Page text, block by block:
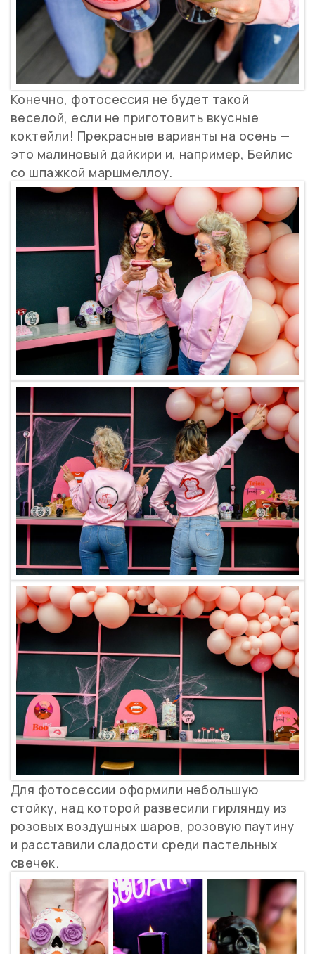
Конечно, фотосессия не будет такой
веселой, если не приготовить вкусные
коктейли! Прекрасные варианты на осень —
это малиновый дайкири и, например, Бейлис
со шпажкой маршмеллоу.
Для фотосессии оформили небольшую
стойку, над которой развесили гирлянду из
розовых воздушных шаров, розовую паутину
и расставили сладости среди пастельных
свечек.